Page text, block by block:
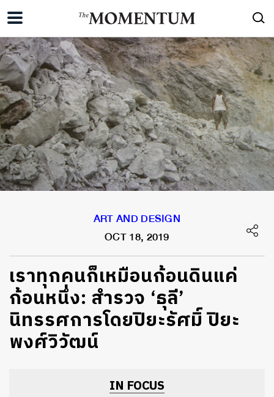
ART AND DESIGN
OCT 18, 2019
เราทุกคนก็เหมือนก้อนดินแค่
ก้อนหนึ่ง: สำรวจ ‘ธุลี’
นิทรรศการโดยปิยะรัศมิ์ ปิยะ
พงศ์วิวัฒน์
IN FOCUS